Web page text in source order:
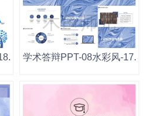
学术答辩PPT-08水彩风-